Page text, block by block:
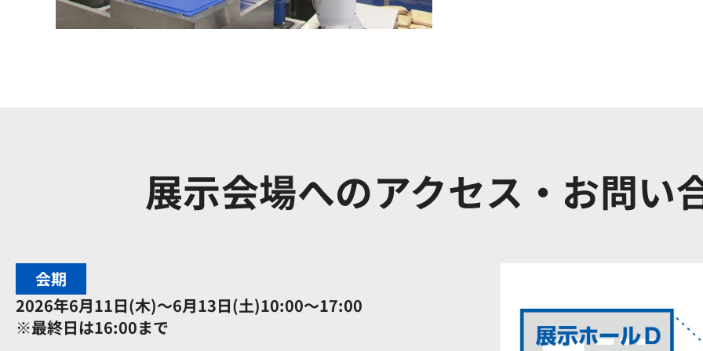
展示会場へのアクセス・ お問い
会期
2026年6月11日(木)～6月13日(土)10:00～17:00
※最終日は16:00まで